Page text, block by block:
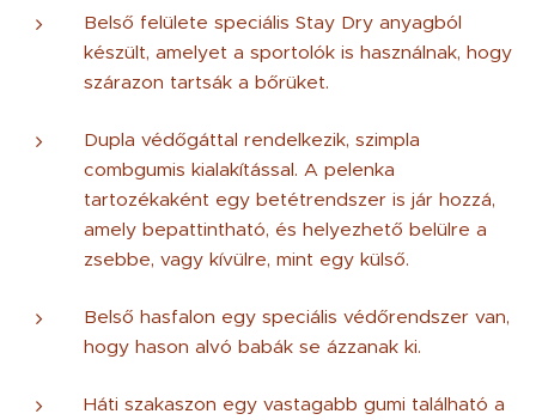
Belső felülete speciális Stay Dry anyagból
készült, amelyet a sportolók is használnak, hogy
szárazon tartsák a bőrüket.
Dupla védőgáttal rendelkezik, szimpla
combgumis kialakítással. A pelenka
tartozékaként egy betétrendszer is jár hozzá,
amely bepattintható, és helyezhető belülre a
zsebbe, vagy kívülre, mint egy külső.
Belső hasfalon egy speciális védőrendszer van,
hogy hason alvó babák se ázzanak ki.
Háti szakaszon egy vastagabb gumi található a